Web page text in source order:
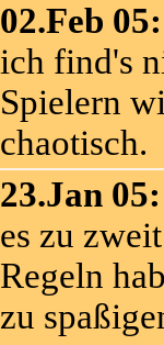
02.Feb 05:
ich find's
Spielern
chaotisch.
23.Jan 05:
es zu
Regeln
zu